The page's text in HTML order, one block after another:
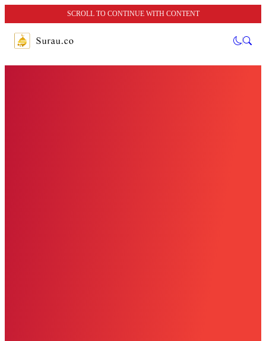
SCROLL TO CONTINUE WITH CONTENT